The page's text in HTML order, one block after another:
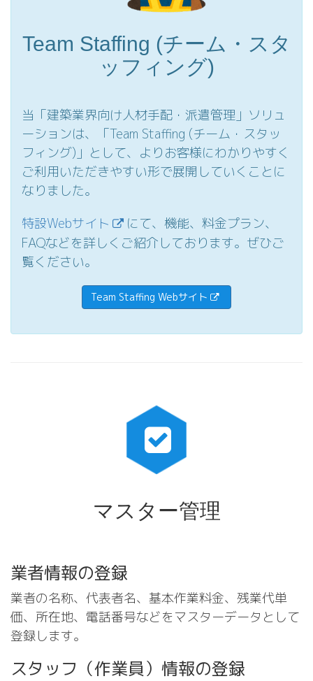
Team Staffing (チーム・スタ
ッフィング)
当「建築業界向け人材手配・派遣管理」ソリュ
ーションは、「Team Staffing (チーム・スタッ
フィング)」として、よりお客様にわかりやすく
ご利用いただきやすい形で展開していくことに
なりました。
特設Webサイト
にて、機能、料金プラン、
FAQなどを詳しくご紹介しております。ぜひご
覧ください。
Team Staffing Webサイト
マスター管理
業者情報の登録
業者の名称、代表者名、基本作業料金、残業代単
価、所在地、電話番号などをマスターデータとして
登録します。
スタッフ（作業員）情報の登録